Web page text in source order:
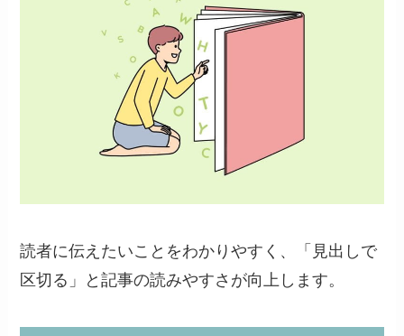
読者に伝えたいことをわかりやすく、「見出しで
区切る」と記事の読みやすさが向上します。